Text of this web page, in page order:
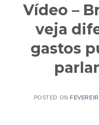
Vídeo –
veja
gastos
POSTED ON